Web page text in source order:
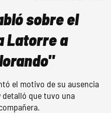
sobre el
Latorre a
el motivo de su ausencia
detalló que tuvo una